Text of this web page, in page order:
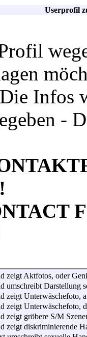
Userprofil
Infos
-
zeigt Aktfotos, oder
umschreibt Darstellung
zeigt Unterwäschefoto,
zeigt Unterwäschefoto,
zeigt gröbere S/M
zeigt diskriminierende